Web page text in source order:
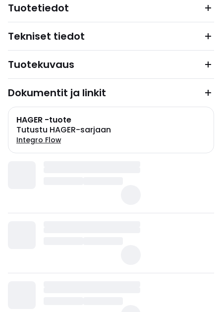
Tuotetiedot
Tekniset tiedot
Tuotekuvaus
Dokumentit ja linkit
HAGER -tuote
Tutustu HAGER-sarjaan
Integro Flow